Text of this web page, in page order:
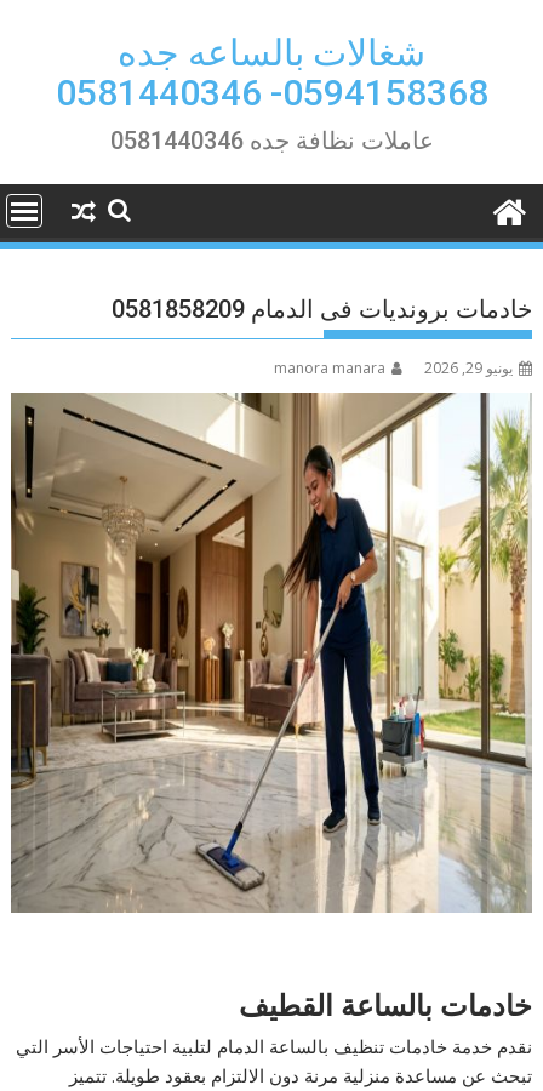
شغالات بالساعه جده
0594158368- 0581440346
عاملات نظافة جده 0581440346
خادمات برونديات فى الدمام 0581858209
يونيو 29, 2026 manora manara
خادمات بالساعة القطيف
نقدم خدمة خادمات تنظيف بالساعة الدمام لتلبية احتياجات الأسر التي
تبحث عن مساعدة منزلية مرنة دون الالتزام بعقود طويلة. تتميز